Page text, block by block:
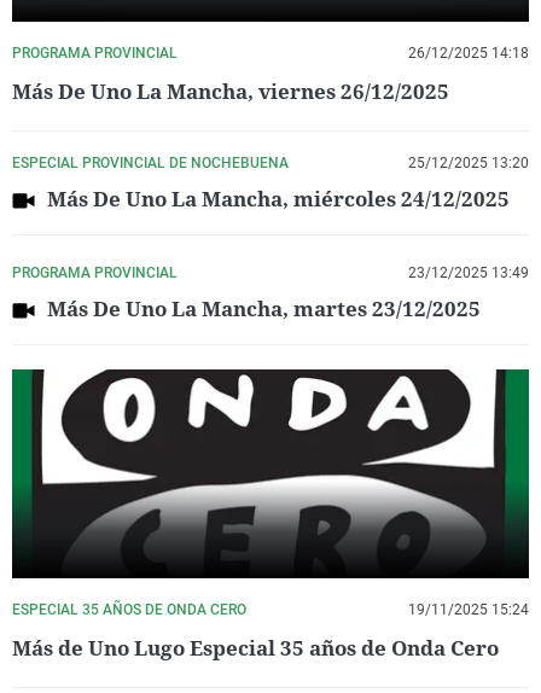
PROGRAMA PROVINCIAL 26/12/2025 14:18
Más De Uno La Mancha, viernes 26/12/2025
ESPECIAL PROVINCIAL DE NOCHEBUENA 25/12/2025 13:20
Más De Uno La Mancha, miércoles 24/12/2025
PROGRAMA PROVINCIAL 23/12/2025 13:49
Más De Uno La Mancha, martes 23/12/2025
ESPECIAL 35 AÑOS DE ONDA CERO 19/11/2025 15:24
Más de Uno Lugo Especial 35 años de Onda Cero